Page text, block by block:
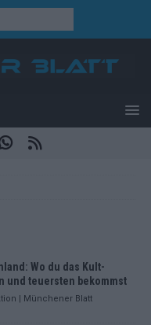
Wo du das Kult-
und teuersten bekommst
| Münchener Blatt